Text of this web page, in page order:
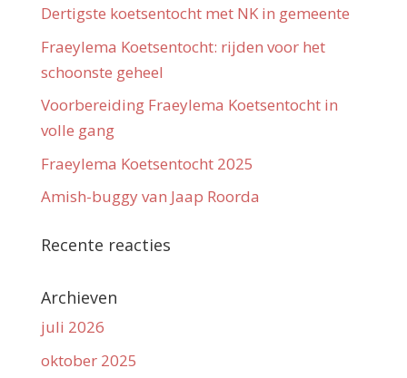
Dertigste koetsentocht met NK in gemeente
Fraeylema Koetsentocht: rijden voor het
schoonste geheel
Voorbereiding Fraeylema Koetsentocht in
volle gang
Fraeylema Koetsentocht 2025
Amish-buggy van Jaap Roorda
Recente reacties
Archieven
juli 2026
oktober 2025